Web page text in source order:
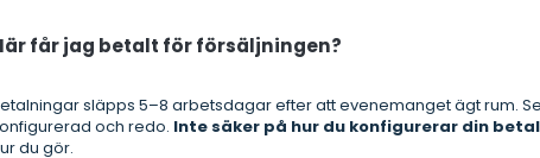
får jag betalt för försäljningen?
släpps 5–8 arbetsdagar efter att evenemanget ägt rum.
och redo. Inte säker på hur du konfigurerar din
du gör.